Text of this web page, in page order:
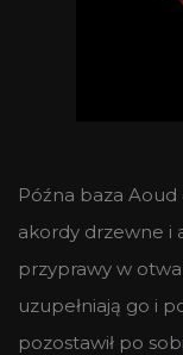
Późna baza
akordy drzewne i
przyprawy w
uzupełniają go i
pozostawił po